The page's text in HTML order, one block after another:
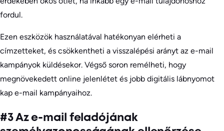
fordul.
Ezen eszközök használatával hatékonyan elérheti a
címzetteket, és csökkentheti a visszalépési arányt az e-mail
kampányok küldésekor. Végső soron remélheti, hogy
megnövekedett online jelenlétet és jobb digitális lábnyomot
kap e-mail kampányaihoz.
#3 Az e-mail feladójának